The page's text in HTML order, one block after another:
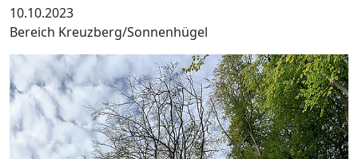
10.10.2023
Bereich Kreuzberg/Sonnenhügel